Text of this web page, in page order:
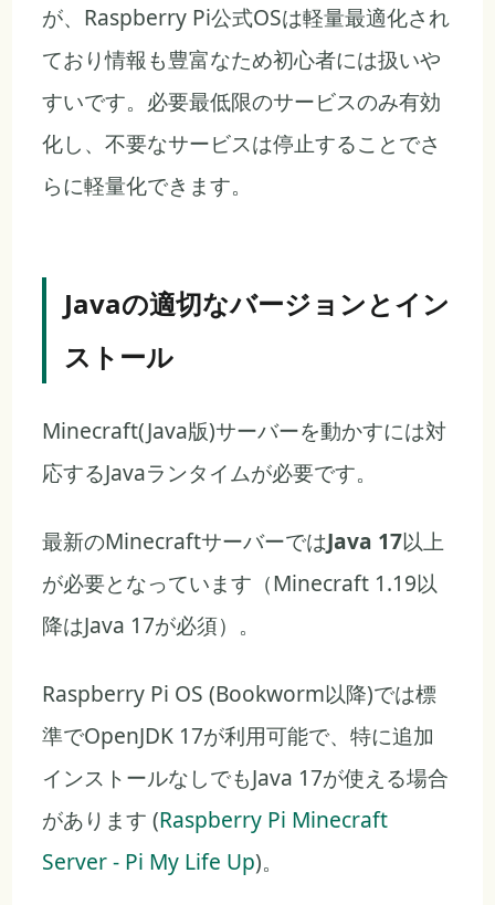
が、Raspberry Pi公式OSは軽量最適化され
ており情報も豊富なため初心者には扱いや
すいです。必要最低限のサービスのみ有効
化し、不要なサービスは停止することでさ
らに軽量化できます。
Javaの適切なバージョンとイン
ストール
Minecraft(Java版)サーバーを動かすには対
応するJavaランタイムが必要です。
最新のMinecraftサーバーではJava 17以上
が必要となっています（Minecraft 1.19以
降はJava 17が必須）。
Raspberry Pi OS (Bookworm以降)では標
準でOpenJDK 17が利用可能で、特に追加
インストールなしでもJava 17が使える場合
があります (Raspberry Pi Minecraft
Server - Pi My Life Up)。